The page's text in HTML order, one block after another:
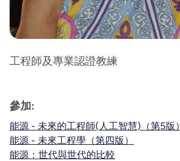
工程師及專業認證教練
參加:
能源 - 未來的工程師(人工智慧)（第5版）
能源 - 未來工程學（第四版）
能源：世代與世代的比較